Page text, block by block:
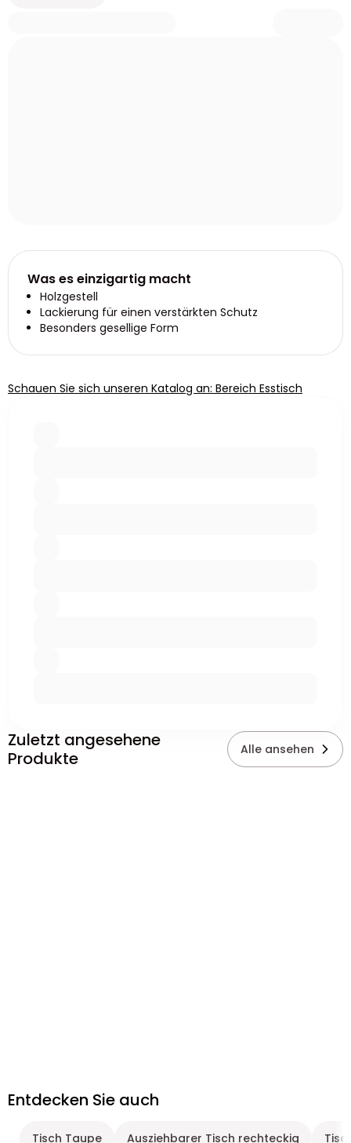
Was es einzigartig macht
Holzgestell
Lackierung für einen verstärkten Schutz
Besonders gesellige Form
Schauen Sie sich unseren Katalog an: Bereich Esstisch
Zuletzt angesehene
Produkte
Alle ansehen
Entdecken Sie auch
Tisch Taupe Ausziehbarer Tisch rechteckig